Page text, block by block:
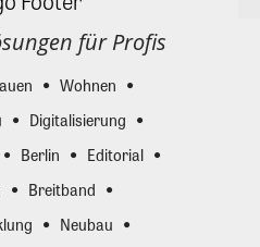
für Profis
Wohnen
Digitalisierung
Berlin
Editorial
Breitband
Neubau